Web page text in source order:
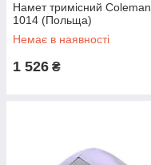
Намет тримісний Coleman
1014 (Польща)
Немає в наявності
1 526 ₴